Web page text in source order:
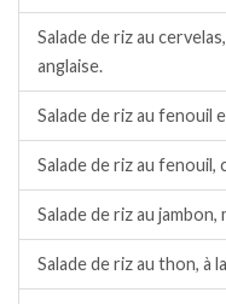
Salade de riz au
anglaise.
Salade de riz au fenouil
Salade de riz au
Salade de riz au
Salade de riz au thon, à